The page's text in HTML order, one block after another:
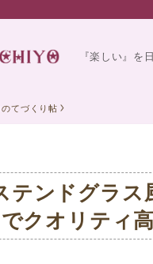
『楽しい』を
てづくり帖
テンドグラ
クオリティ